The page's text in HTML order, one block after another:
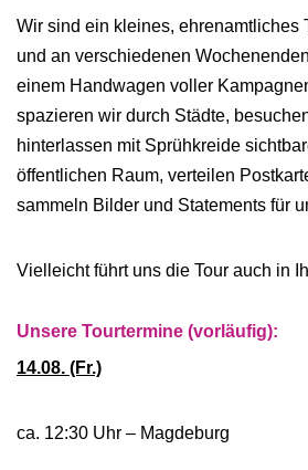
Wir sind ein kleines, ehrenamtliches
und an verschiedenen
einem Handwagen voller
spazieren wir durch Städte,
hinterlassen mit Sprühkreide
öffentlichen Raum, verteilen
sammeln Bilder und Statements für
Vielleicht führt uns die Tour auch in
Unsere Tourtermine (vorläufig):
14.08. (Fr.)
ca. 12:30 Uhr – Magdeburg